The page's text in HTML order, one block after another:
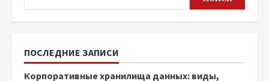
ПОСЛЕДНИЕ ЗАПИСИ
Корпоративные хранилища данных: виды,